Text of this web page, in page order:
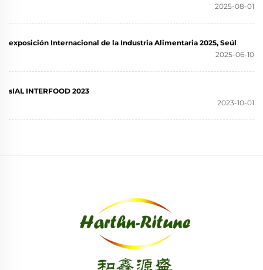
2025-08-01
exposición Internacional de la Industria Alimentaria 2025, Seúl
2025-06-10
sIAL INTERFOOD 2023
2023-10-01